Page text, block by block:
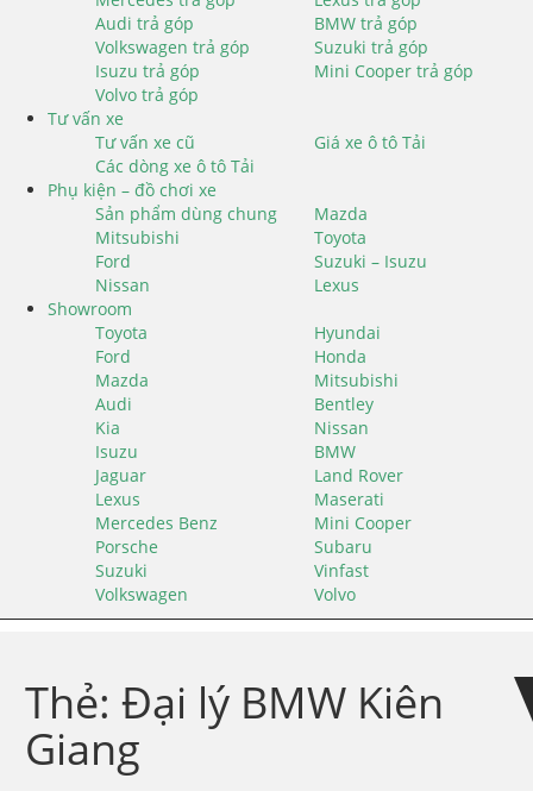
Audi trả góp
BMW trả góp
Volkswagen trả góp
Suzuki trả góp
Isuzu trả góp
Mini Cooper trả góp
Volvo trả góp
Tư vấn xe
Tư vấn xe cũ
Giá xe ô tô Tải
Các dòng xe ô tô Tải
Phụ kiện – đồ chơi xe
Sản phẩm dùng chung
Mazda
Mitsubishi
Toyota
Ford
Suzuki – Isuzu
Nissan
Lexus
Showroom
Toyota
Hyundai
Ford
Honda
Mazda
Mitsubishi
Audi
Bentley
Kia
Nissan
Isuzu
BMW
Jaguar
Land Rover
Lexus
Maserati
Mercedes Benz
Mini Cooper
Porsche
Subaru
Suzuki
Vinfast
Volkswagen
Volvo
Thẻ: Đại lý BMW Kiên
Giang